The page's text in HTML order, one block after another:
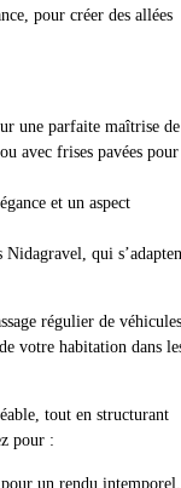
pour créer des allées
une parfaite maîtrise de
avec frises pavées pour
et un aspect
qui
régulier de
votre habitation dans
tout en structurant
pour :
un rendu intemporel,